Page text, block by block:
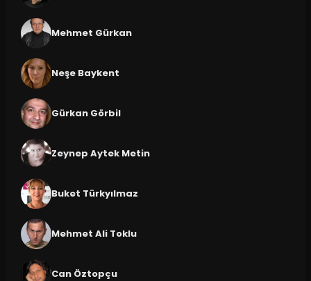
Mehmet Gürkan
Neşe Baykent
Gürkan Görbil
Zeynep Aytek Metin
Buket Türkyılmaz
Mehmet Ali Toklu
Can Öztopçu